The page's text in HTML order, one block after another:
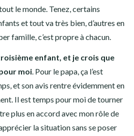
le monde. Tenez, certains
et tout va très bien, d’autres en
famille, c’est propre à chacun.
enfant, et je crois que
moi. Pour le papa, ça l’est
et son avis rentre évidemment en
Il est temps pour moi de tourner
plus en accord avec mon rôle de
la situation sans se poser